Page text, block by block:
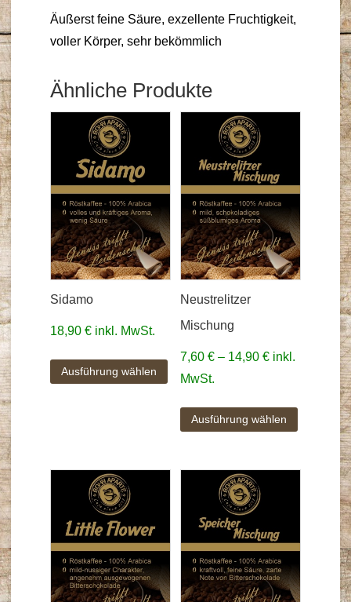
Äußerst feine Säure, exzellente Fruchtigkeit,
voller Körper, sehr bekömmlich
Ähnliche Produkte
Sidamo
18,90 € inkl. MwSt.
Ausführung wählen
Neustrelitzer
Mischung
7,60€ – 14,90€ inkl.
MwSt.
Ausführung wählen